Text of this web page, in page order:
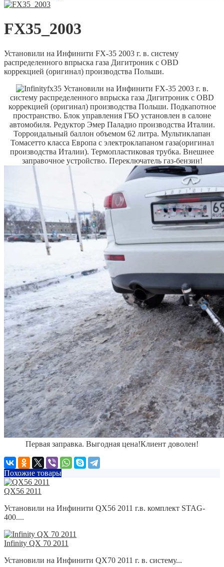
FX35_2003
Установили на Инфинити FX-35 2003 г. в. систему
распределенного впрыска газа Дигитроник с OBD
коррекцией (оригинал) производства Польши.
Установили на Инфинити FX-35 2003 г. в.
систему распределенного впрыска газа Дигитроник с OBD
коррекцией (оригинал) производства Польши. Подкапотное
пространство. Блок управления ГБО установлен в салоне
автомобиля. Редуктор Эмер Паладио производства Италии.
Торроидальный баллон объемом 62 литра. Мультиклапан
Томасетто класса Европа с электроклапаном газа(оригинал
производства Италии). Термопластиковая трубка. Внешнее
заправочное устройство. Переключатель газ-бензин!
Первая заправка. Выгодная цена!Клиент доволен!
Похожие товары
QX56 2011
Установили на Инфинити QX56 2011 г.в. комплект STAG-
400....
Infinity QX 70 2011
Установили на Инфинити QX70 2011 г. в. систему...